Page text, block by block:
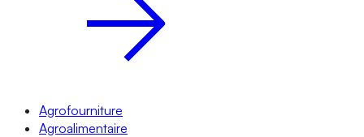
Agrofourniture
Agroalimentaire